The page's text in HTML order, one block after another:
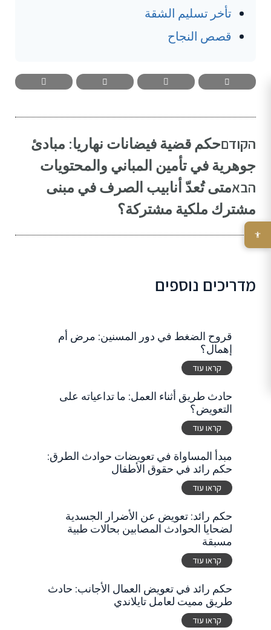
تأخر تسليم الشقة
قصص النجاح
הקודםحكم قضية فيضانات نهاريا: مبادئ
جوهرية في تأمين المباني والمحتويات
הבאمتى تُعدّ أنابيب الصرف في مبنى
مشترك ملكية مشتركة؟
מדריכים נוספים
قروح الضغط في دور المسنين: مرض أم
إهمال؟
קראו עוד
حادث طريق أثناء العمل: ما تداعياته على
التعويض؟
קראו עוד
مبدأ المساواة في تعويضات حوادث الطرق:
حكم رائد في حقوق الأطفال
קראו עוד
حكم رائد: تعويض عن الأضرار الجسدية
لضحايا الحوادث المصابين بحالات طبية
مسبقة
קראו עוד
حكم رائد في تعويض العمال الأجانب: حادث
طريق مميت لعامل تايلاندي
קראו עוד